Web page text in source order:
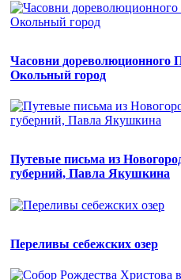
Часовни дореволюционного
Окольный город
Путевые письма из
губерний, Павла Якушкина
Переливы себежских озер